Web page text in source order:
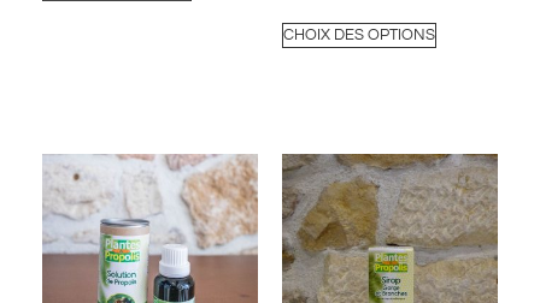
CHOIX DES OPTIONS